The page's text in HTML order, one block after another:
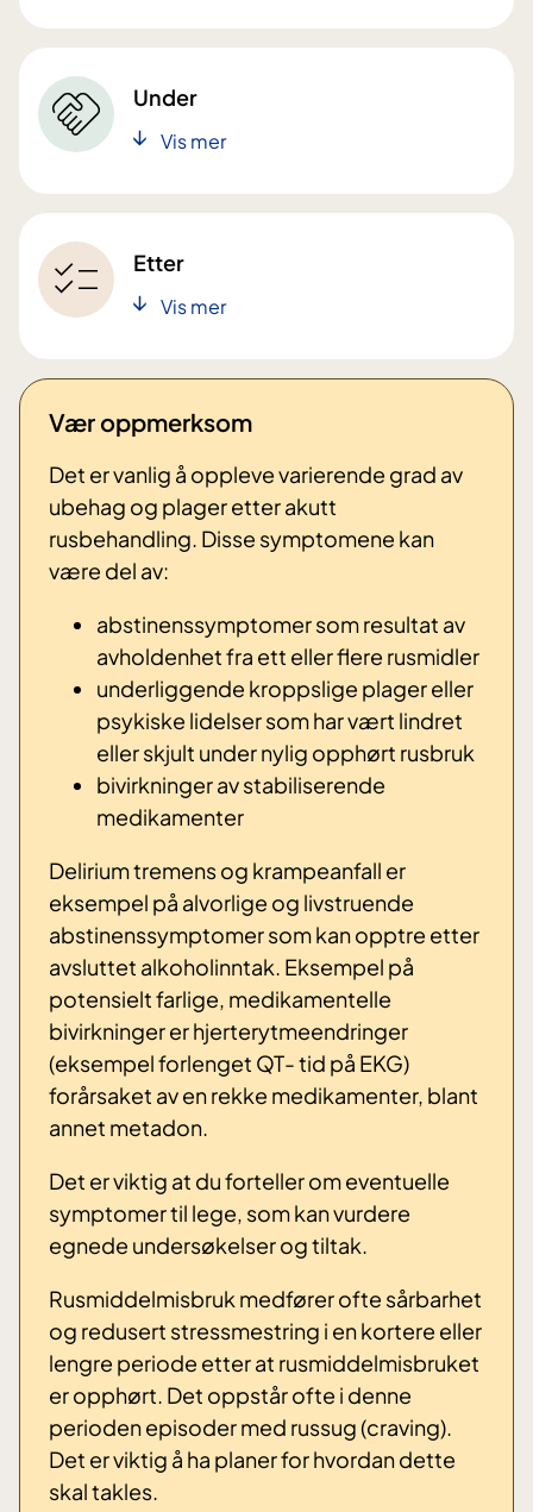
Under
Vis mer
Etter
Vis mer
Vær oppmerksom
Det er vanlig å oppleve varierende grad av
ubehag og plager etter akutt
rusbehandling. Disse symptomene kan
være del av:
abstinenssymptomer som resultat av
avholdenhet fra ett eller flere rusmidler
underliggende kroppslige plager eller
psykiske lidelser som har vært lindret
eller skjult under nylig opphørt rusbruk
bivirkninger av stabiliserende
medikamenter
Delirium tremens og krampeanfall er
eksempel på alvorlige og livstruende
abstinenssymptomer som kan opptre etter
avsluttet alkoholinntak. Eksempel på
potensielt farlige, medikamentelle
bivirkninger er hjerterytmeendringer
(eksempel forlenget QT- tid på EKG)
forårsaket av en rekke medikamenter, blant
annet metadon.
Det er viktig at du forteller om eventuelle
symptomer til lege, som kan vurdere
egnede undersøkelser og tiltak.
Rusmiddelmisbruk medfører ofte sårbarhet
og redusert stressmestring i en kortere eller
lengre periode etter at rusmiddelmisbruket
er opphørt. Det oppstår ofte i denne
perioden episoder med russug (craving).
Det er viktig å ha planer for hvordan dette
skal takles.